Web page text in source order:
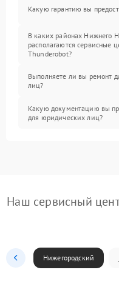
Какую гарантию вы
В каких районах Нижнего
располагаются сервисные
Thunderobot?
Выполняете ли вы ремонт
лиц?
Какую документацию вы
для юридических лиц?
Наш сервисный
Нижегородский